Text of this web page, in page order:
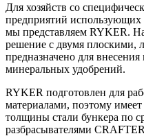
Для хозяйств со
предприятий
мы представляем RYKER.
решение с двумя плоскими,
предназначено для
минеральных удобрений.
RYKER подготовлен для
материалами, поэтому
толщины стали бункера по
разбрасывателями